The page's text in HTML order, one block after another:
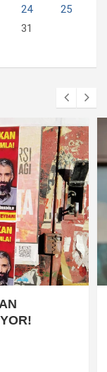
24
25
31